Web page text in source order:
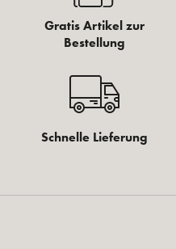
Gratis Artikel zur
Bestellung
Schnelle Lieferung